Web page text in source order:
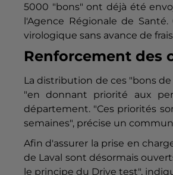
5000 "bons" ont déjà été
l'Agence Régionale de
virologique sans avance de
Renforcement des
La distribution de ces "bons
"en donnant priorité aux
département. "Ces priorités
semaines", précise un
Afin d'assurer la prise en
de Laval sont désormais
le principe du Drive test",